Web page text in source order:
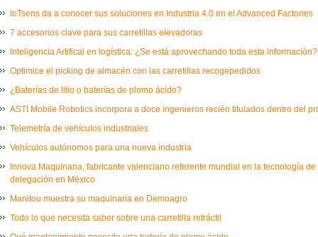
IoTsens da a conocer sus soluciones en Industria 4.0 en el Advanced Factories
7 accesorios clave para sus carretillas elevadoras
Inteligencia Artifical en logística: ¿Se está aprovechando toda esta información?
Optimice el picking de almacén con las carretillas recogepedidos
¿Baterías de litio o baterías de plomo ácido?
ASTI Mobile Robotics incorpora a doce ingenieros recién titulados dentro del
Telemetría de vehículos industriales
Vehículos autónomos para una nueva industria
Innova Maquinaria, fabricante valenciano referente mundial en la tecnología
delegación en México
Manitou muestra su maquinaria en Demoagro
Todo lo que necesita saber sobre una carretilla retráctil